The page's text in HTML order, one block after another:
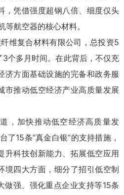
，凭借强度超钢八倍、细度仅头
航空器的核心材料。
维复合材料有限公司，总投资5
个多月时间。在此背后，不仅充
济方面基础设施的完备和政务服
市推动低空经济产业高质量发展
，加快推动低空经济高质量发
了15条“真金白银”的支持措施，
升科技创新能力、拓展低空应用
境四大方面，细分了招引低空制
做强、强化重点企业支持等15条